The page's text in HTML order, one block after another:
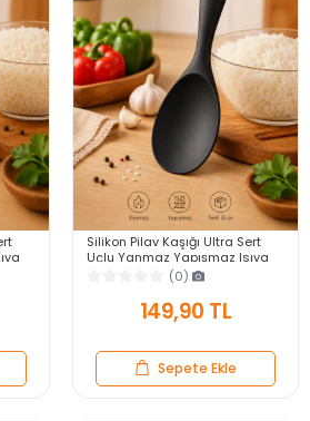
Silikon Pilav Kaşığı Ultra Sert
Uçlu Yanmaz Yapışmaz Isıya
Dayanıklı Siyah Servis Yemek
(0)
149,90 TL
Sepete Ekle